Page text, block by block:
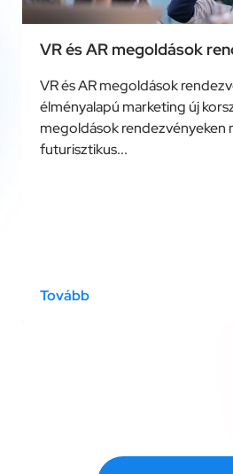
VR és AR megoldások
VR és AR megoldások
élményalapú marketing új
megoldások rendezvényeken
futurisztikus...
Tovább